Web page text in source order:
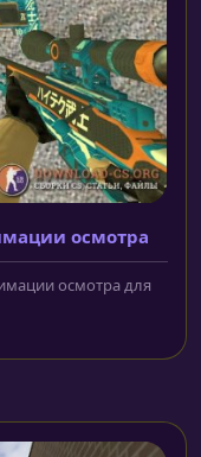
осмотра
осмотра для